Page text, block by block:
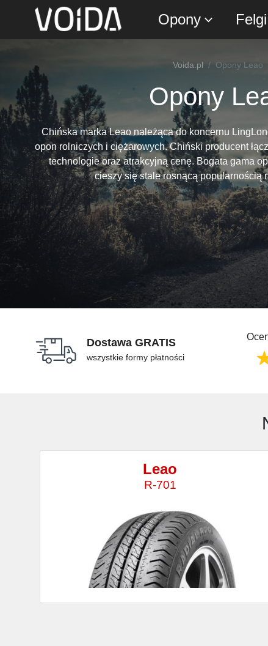
Opony Felgi
Voida.pl Opony Leao
Opony
Chińska marka Leao należąca do koncernu
opon rolniczych i ciężarowych. Chiński producent
technologie oraz atrakcyjną cenę. Bogata gama
cieszy się stale rosnącą popularnością
Dostawa GRATIS
wszystkie formy płatności
Leao
R-701